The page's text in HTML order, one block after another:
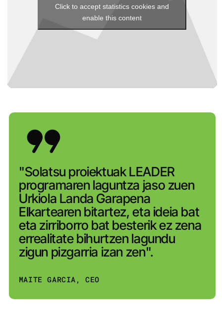
Click to accept statistics cookies and
enable this content
"Solatsu proiektuak LEADER
programaren laguntza jaso zuen
Urkiola Landa Garapena
Elkartearen bitartez, eta ideia bat
eta zirriborro bat besterik ez zena
errealitate bihurtzen lagundu
zigun pizgarria izan zen".
MAITE GARCIA, CEO